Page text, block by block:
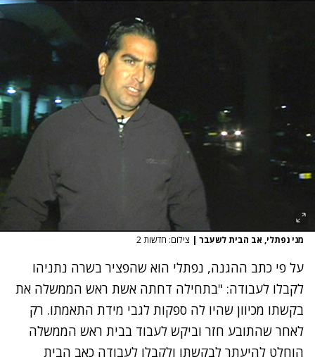
מני נפתלי, אב הבית לשעבר | צילום: חדשות 2
על פי כתב ההגנה, נפתלי הוא שהפציר בשרה נתניהו
לקבלו לעבודה: "בתחילה דחתה אשת ראש הממשלה את
בקשתו מכיוון שהיו לה ספקות לגבי מידת התאמתו. רק
לאחר שהתובע חזר וביקש לעבוד בבית ראש הממשלה
הוחלט להיעתר לבקשתו ולקבלו לעבודה כאב הבית